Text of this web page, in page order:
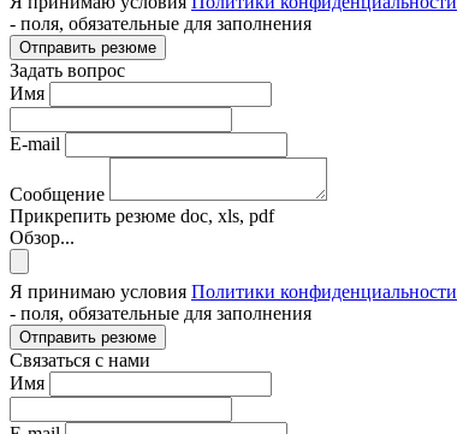
- поля, обязательные для заполнения
Отправить резюме
Задать вопрос
Имя
E-mail
Сообщение
Прикрепить резюме doc, xls, pdf
Обзор...
Я принимаю условия Политики конфиденциальности
- поля, обязательные для заполнения
Отправить резюме
Связаться с нами
Имя